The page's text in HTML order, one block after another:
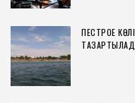
ПЕСТРОЕ